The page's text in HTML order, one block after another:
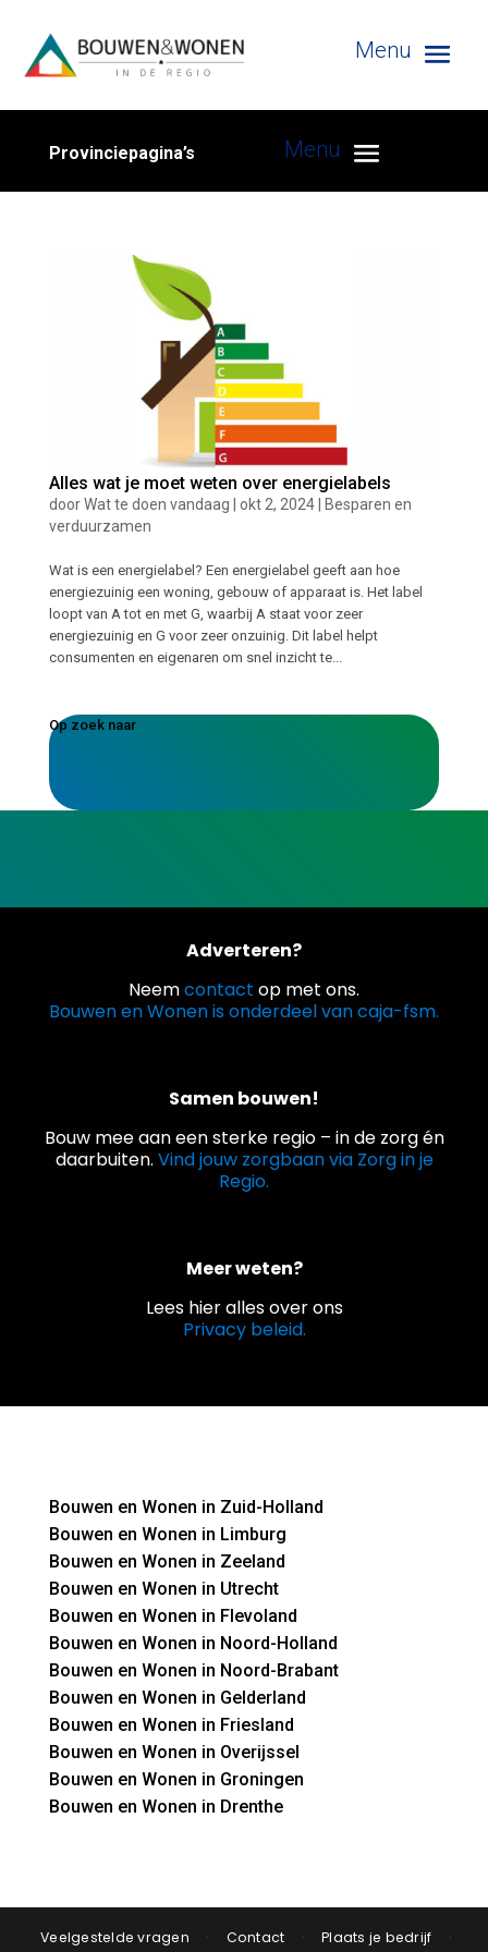
Provinciepagina’s
Alles wat je moet weten over energielabels
doorWat te doen vandaag okt 2, 2024|
Besparen en
verduurzamen
Wat is een energielabel? Een energielabel geeft aan hoe
energiezuinig een woning, gebouw of apparaat is. Het label
loopt van A tot en met G, waarbij A staat voor zeer
energiezuinig en G voor zeer onzuinig. Dit label helpt
consumenten en eigenaren om snel inzicht te...
Op zoek naar
Adverteren?
Neemcontact op met ons.
Bouwen en Wonen is onderdeel van caja-fsm.
Samen bouwen!
Bouw mee aan een sterke regio – in de zorg én
daarbuiten. Vind jouw zorgbaan via Zorg in je
Regio.
Meer weten?
Lees hier alles over ons
Privacy beleid.
Bouwen en Wonen in Zuid-Holland
Bouwen en Wonen in Limburg
Bouwen en Wonen in Zeeland
Bouwen en Wonen in Utrecht
Bouwen en Wonen in Flevoland
Bouwen en Wonen in Noord-Holland
Bouwen en Wonen in Noord-Brabant
Bouwen en Wonen in Gelderland
Bouwen en Wonen in Friesland
Bouwen en Wonen in Overijssel
Bouwen en Wonen in Groningen
Bouwen en Wonen in Drenthe
Veelgestelde vragen · Contact · Plaats je bedrijf
·